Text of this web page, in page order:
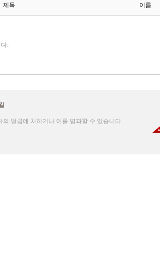
제목 이름
.
벌금에 처하거나 이를 병과할 수 있습니다.